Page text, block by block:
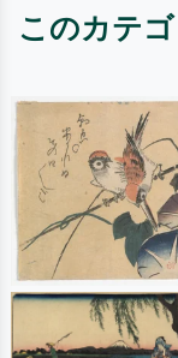
このカテ